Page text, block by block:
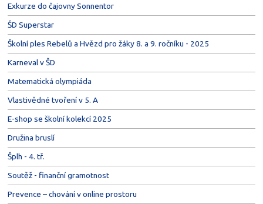
Exkurze do čajovny Sonnentor
ŠD Superstar
Školní ples Rebelů a Hvězd pro žáky 8. a 9. ročníku - 2025
Karneval v ŠD
Matematická olympiáda
Vlastivědné tvoření v 5. A
E-shop se školní kolekcí 2025
Družina bruslí
Šplh - 4. tř.
Soutěž - finanční gramotnost
Prevence – chování v online prostoru